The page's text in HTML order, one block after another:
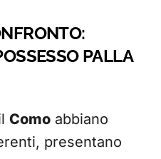
PALLA
Como abbiano
presentano